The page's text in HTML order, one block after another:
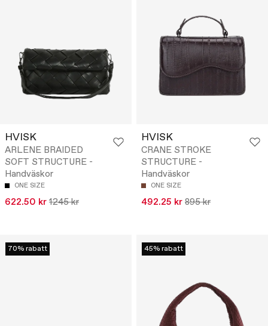
HVISK
ARLENE BRAIDED
SOFT STRUCTURE -
Handväskor
ONE SIZE
622.50 kr 1245 kr
HVISK
CRANE STROKE
STRUCTURE -
Handväskor
ONE SIZE
492.25 kr 895 kr
70% rabatt 45% rabatt